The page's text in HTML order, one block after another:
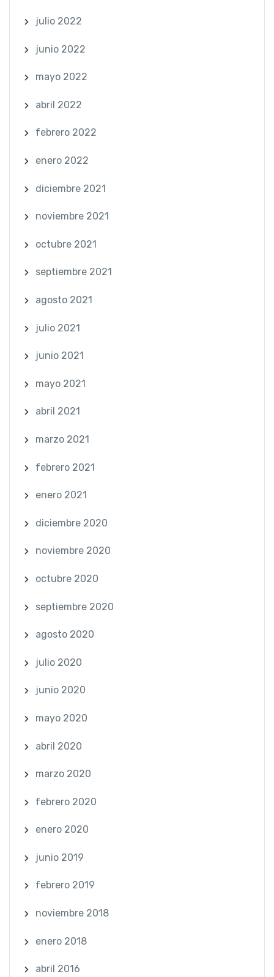
julio 2022
junio 2022
mayo 2022
abril 2022
febrero 2022
enero 2022
diciembre 2021
noviembre 2021
octubre 2021
septiembre 2021
agosto 2021
julio 2021
junio 2021
mayo 2021
abril 2021
marzo 2021
febrero 2021
enero 2021
diciembre 2020
noviembre 2020
octubre 2020
septiembre 2020
agosto 2020
julio 2020
junio 2020
mayo 2020
abril 2020
marzo 2020
febrero 2020
enero 2020
junio 2019
febrero 2019
noviembre 2018
enero 2018
abril 2016